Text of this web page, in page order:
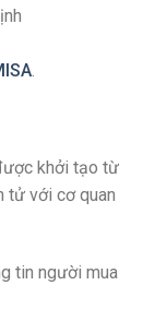
.
khởi tạo từ
tử với cơ quan
tin người mua